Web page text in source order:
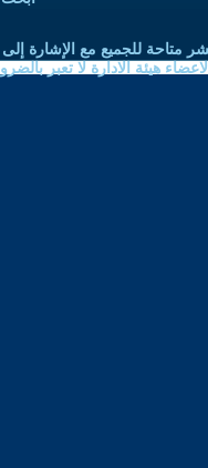
متاحة للجميع مع الإشارة
هيئة الادارة لا تعبر